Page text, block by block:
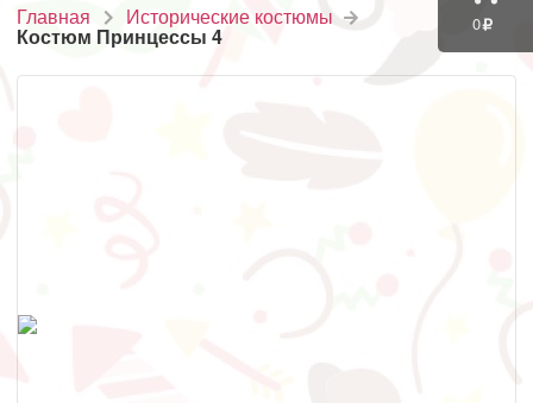
0
Главная Исторические костюмы
Костюм Принцессы 4